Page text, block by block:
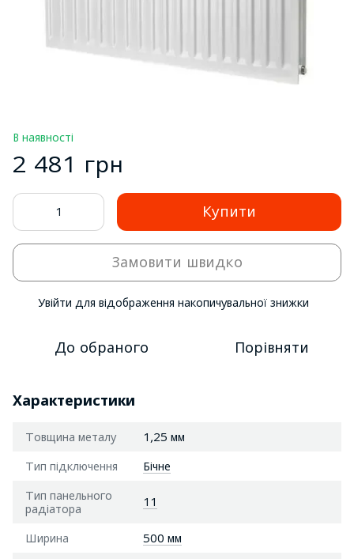
В наявності
2 481 грн
Купити
Замовити швидко
Увійти для відображення накопичувальної знижки
До обраного Порівняти
Характеристики
Товщина металу 1,25 мм
Тип підключення Бічне
Тип панельного
радіатора
11
Ширина 500 мм